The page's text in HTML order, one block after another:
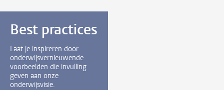
Best practices
Laat je inspireren door
onderwijsvernieuwende
voorbeelden die invulling
geven aan onze
onderwijsvisie.